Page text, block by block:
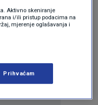
Aktivno skeniranje
i/ili pristup podacima na
mjerenje oglašavanja i
Prihvaćam